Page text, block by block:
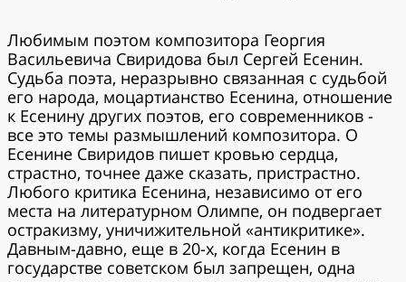
Любимым поэтом композитора Георгия
Васильевича Свиридова был Сергей Есенин.
Судьба поэта, неразрывно связанная с судьбой
его народа, моцартианство Есенина, отношение
к Есенину других поэтов, его современников -
все это темы размышлений композитора. О
Есенине Свиридов пишет кровью сердца,
страстно, точнее даже сказать, пристрастно.
Любого критика Есенина, независимо от его
места на литературном Олимпе, он подвергает
остракизму, уничижительной «антикритике».
Давным-давно, еще в 20-х, когда Есенин в
государстве советском был запрещен, одна